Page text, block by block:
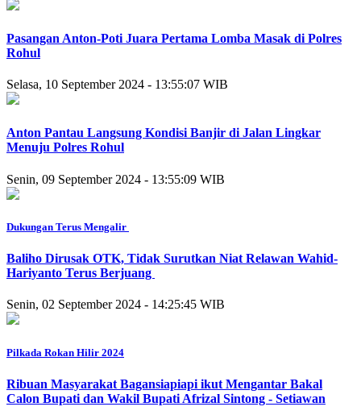
Pasangan Anton-Poti Juara Pertama Lomba Masak di Polres
Rohul
Selasa, 10 September 2024 - 13:55:07 WIB
Anton Pantau Langsung Kondisi Banjir di Jalan Lingkar
Menuju Polres Rohul
Senin, 09 September 2024 - 13:55:09 WIB
Dukungan Terus Mengalir
Baliho Dirusak OTK, Tidak Surutkan Niat Relawan Wahid-
Hariyanto Terus Berjuang
Senin, 02 September 2024 - 14:25:45 WIB
Pilkada Rokan Hilir 2024
Ribuan Masyarakat Bagansiapiapi ikut Mengantar Bakal
Calon Bupati dan Wakil Bupati Afrizal Sintong - Setiawan